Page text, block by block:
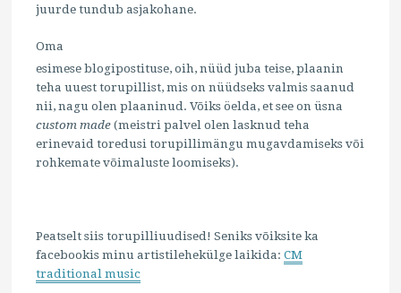
juurde tundub asjakohane.
Oma
esimese blogipostituse, oih, nüüd juba teise, plaanin
teha uuest torupillist, mis on nüüdseks valmis saanud
nii, nagu olen plaaninud. Võiks öelda, et see on üsna
custom made(meistri palvel olen lasknud teha
erinevaid toredusi torupillimängu mugavdamiseks või
rohkemate võimaluste loomiseks).
Peatselt siis torupilliuudised! Seniks võiksite ka
facebookis minu artistilehekülge laikida:CM
traditional music